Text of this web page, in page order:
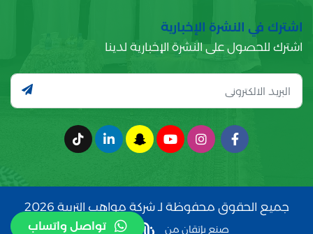
تواصل واتساب
اشترك في النشرة الإخبارية
اشترك للحصول على النشرة الإخبارية لدينا
جميع الحقوق محفوظة لـ شركة مواهب التربية 2026
صنع بإتقان من